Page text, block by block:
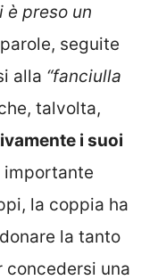
è preso un
seguite
alla “fanciulla
talvolta,
i suoi
importante
la coppia ha
la tanto
concedersi una